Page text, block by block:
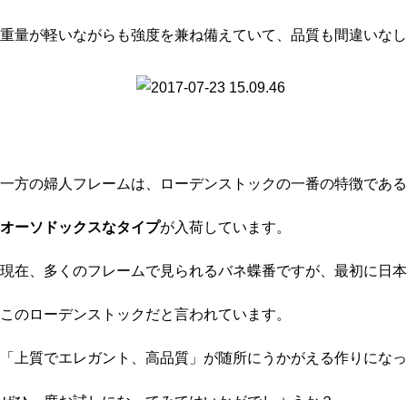
重量が軽いながらも強度を兼ね備えていて、品質も間違いな
一方の婦人フレームは、ローデンストックの一番の特徴である
オーソドックスなタイプが入荷しています。
現在、多くのフレームで見られるバネ蝶番ですが、最初に日
このローデンストックだと言われています。
「上質でエレガント、高品質」が随所にうかがえる作りにな